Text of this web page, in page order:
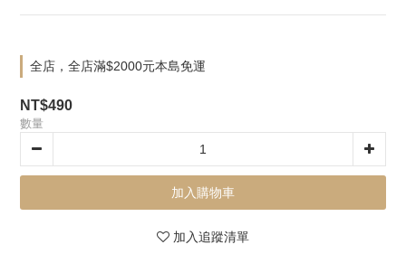
全店，全店滿$2000元本島免運
NT$490
數量
加入購物車
加入追蹤清單